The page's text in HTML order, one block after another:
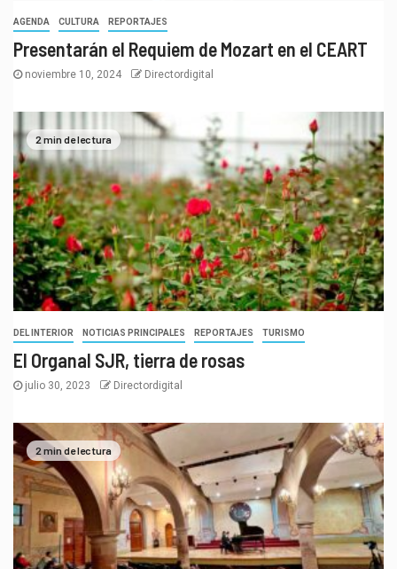
AGENDA CULTURA REPORTAJES
Presentarán el Requiem de Mozart en el CEART
noviembre 10, 2024 Directordigital
2 min de lectura
DEL INTERIOR NOTICIAS PRINCIPALES REPORTAJES TURISMO
El Organal SJR, tierra de rosas
julio 30, 2023 Directordigital
2 min de lectura